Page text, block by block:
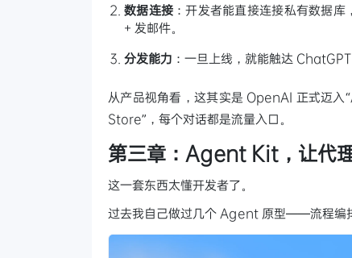
数据连接 ：开发者能直接连接私有数据
+ 发邮件。
分发能力 ：一旦上线，就能触达 ChatGPT
从产品视角看，这其实是 OpenAI 正式迈
Store”，每个对话都是流量入口。
第三章：Agent Kit，让代
这一套东西太懂开发者了。
过去我自己做过几个 Agent 原型——流程编